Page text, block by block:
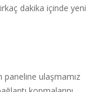
dakika içinde yeni
ulaşmamız